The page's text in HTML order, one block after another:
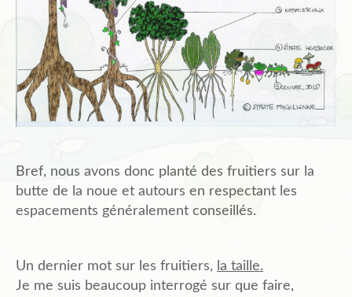
Bref, nous avons donc planté des fruitiers sur la
butte de la noue et autours en respectant les
espacements généralement conseillés.
Un dernier mot sur les fruitiers, la taille.
Je me suis beaucoup interrogé sur que faire,